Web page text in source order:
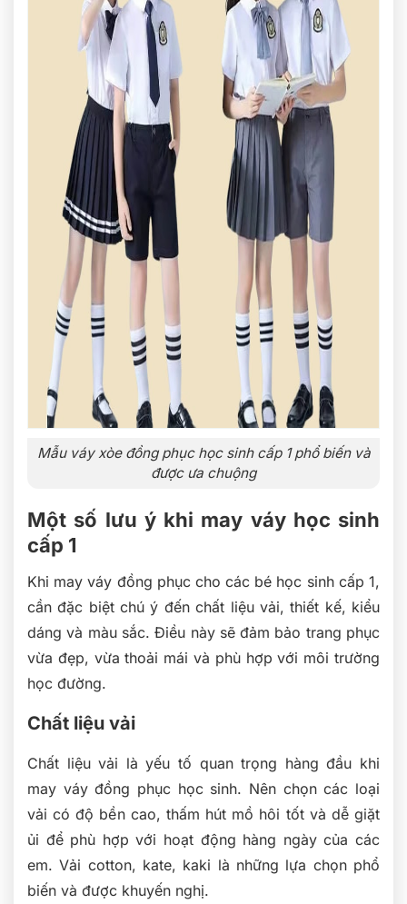
Mẫu váy xòe đồng phục học sinh cấp 1 phổ biến và
được ưa chuộng
Một số lưu ý khi may váy học sinh
cấp 1
Khi may váy đồng phục cho các bé học sinh cấp 1,
cần đặc biệt chú ý đến chất liệu vải, thiết kế, kiểu
dáng và màu sắc. Điều này sẽ đảm bảo trang phục
vừa đẹp, vừa thoải mái và phù hợp với môi trường
học đường.
Chất liệu vải
Chất liệu vải là yếu tố quan trọng hàng đầu khi
may váy đồng phục học sinh. Nên chọn các loại
vải có độ bền cao, thấm hút mồ hôi tốt và dễ giặt
ủi để phù hợp với hoạt động hàng ngày của các
em. Vải cotton, kate, kaki là những lựa chọn phổ
biến và được khuyến nghị.